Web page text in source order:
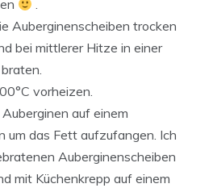
.
Auberginenscheiben trocken
bei mittlerer Hitze in einer
vorheizen.
auf einem
um das Fett aufzufangen. Ich
Auberginenscheiben
mit Küchenkrepp auf einem